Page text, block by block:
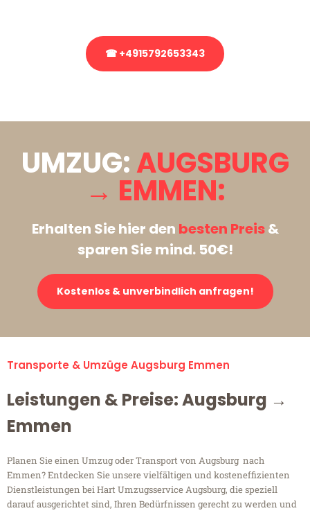
☎ +4915792653343
UMZUG:AUGSBURG
→ EMMEN:
Erhalten Sie hier den besten Preis&
sparen Sie mind. 50€!
Kostenlos & unverbindlich anfragen!
Transporte & Umzüge Augsburg Emmen
Leistungen & Preise: Augsburg →
Emmen
Planen Sie einen Umzug oder Transport von Augsburg nach
Emmen? Entdecken Sie unsere vielfältigen und kosteneffizienten
Dienstleistungen bei Hart Umzugsservice Augsburg, die speziell
darauf ausgerichtet sind, Ihren Bedürfnissen gerecht zu werden und